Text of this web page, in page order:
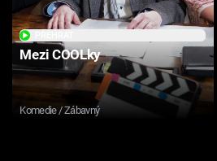
Mezi COOLky
Komedie / Zábavný